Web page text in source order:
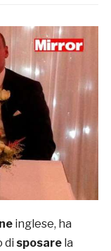
inglese, ha
di sposarela